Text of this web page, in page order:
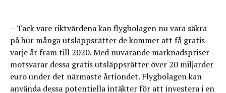
– Tack vare riktvärdena kan flygbolagen nu vara säkra
på hur många utsläppsrätter de kommer att få gratis
varje år fram till 2020. Med nuvarande marknadspriser
motsvarar dessa gratis utsläppsrätter över 20 miljarder
euro under det närmaste årtiondet. Flygbolagen kan
använda dessa potentiella intäkter för att investera i en